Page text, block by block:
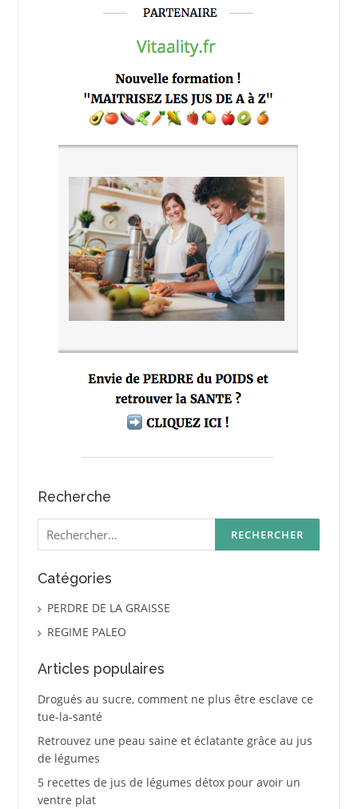
Recherche
Rechercher :
Catégories
PERDRE DE LA GRAISSE
REGIME PALEO
Articles populaires
Drogués au sucre, comment ne plus être esclave ce
tue-la-santé
Retrouvez une peau saine et éclatante grâce au jus
de légumes
5 recettes de jus de légumes détox pour avoir un
ventre plat